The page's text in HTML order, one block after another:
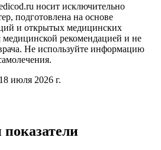
носит исключительно
подготовлена на основе
и открытых медицинских
медицинской рекомендацией и не
Не используйте информацию
18 июля 2026 г.